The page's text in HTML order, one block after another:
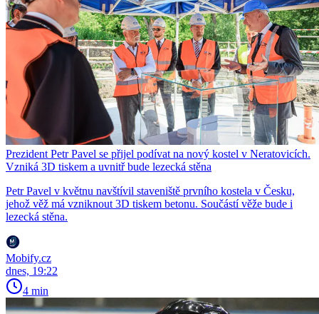
Prezident Petr Pavel se přijel podívat na nový kostel v Neratovicích.
Vzniká 3D tiskem a uvnitř bude lezecká stěna
Petr Pavel v květnu navštívil staveniště prvního kostela v Česku,
jehož věž má vzniknout 3D tiskem betonu. Součástí věže bude i
lezecká stěna.
Mobify.cz
dnes, 19:22
4 min